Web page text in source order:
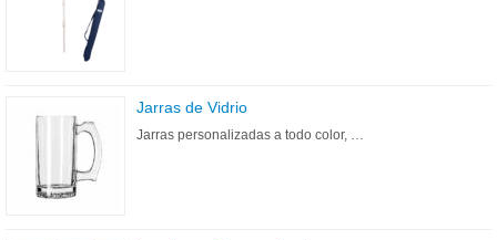
Jarras de Vidrio
Jarras personalizadas a todo color, …